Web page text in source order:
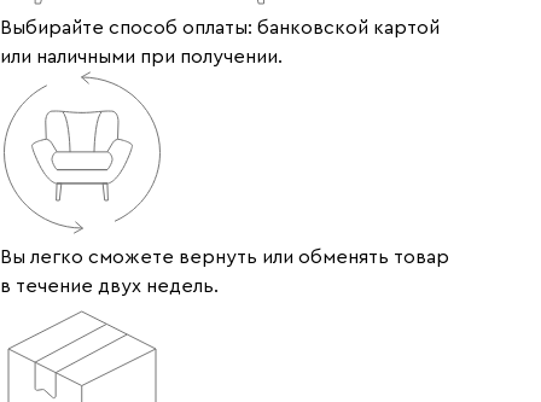
Выбирайте способ оплаты: банковской картой
или наличными при получении.
Вы легко сможете вернуть или обменять товар
в течение двух недель.